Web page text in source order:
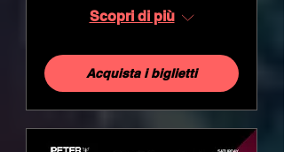
Scopri di più
Acquista i biglietti